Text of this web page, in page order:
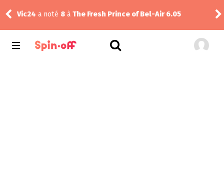
Vic24a noté 8à The Fresh Prince of Bel-Air 6.05